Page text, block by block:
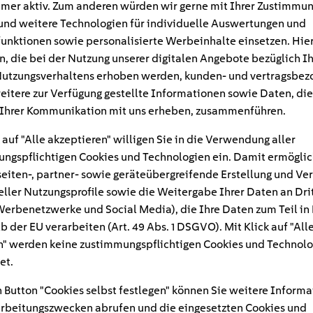
#
man with toothbrush
aktiv. Zum anderen würden wir gerne mit Ihrer
weitere Technologien für individuelle Auswertungen und
sowie personalisierte Werbeinhalte einsetzen.
die bei der Nutzung unserer digitalen Angebote bezüglich
erhoben werden, kunden- und
zur Verfügung gestellte Informationen sowie Daten,
Kommunikation mit uns erheben, zusammenführen.
"Alle akzeptieren" willigen Sie in die Verwendung aller
Cookies und Technologien ein. Damit
, partner- sowie geräteübergreifende Erstellung und
Nutzungsprofile sowie die Weitergabe Ihrer Daten an
und Social Media), die Ihre Daten zum Teil in
der EU verarbeiten (Art. 49 Abs. 1 DSGVO). Mit Klick auf
werden keine zustimmungspflichtigen Cookies und
Button "Cookies selbst festlegen" können Sie weitere
abrufen und die eingesetzten Cookies und